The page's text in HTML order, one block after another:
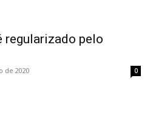
regularizado pelo
de 2020 0